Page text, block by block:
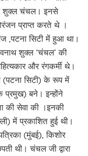
शुक्ल चंचल। इनसे
प्राप्त करते थे ।
,पटना सिटी में हुआ था।
शुक्ल ‘चंचल’ की
और रंगकर्मी थे।
(पटना सिटी) के रूप में
प्रमुख) बने। इन्होंने
की सेवा की ।इनकी
में प्रकाशित हुई थी।
(मुंबई), किशोर
थी। चंचल जी द्वारा